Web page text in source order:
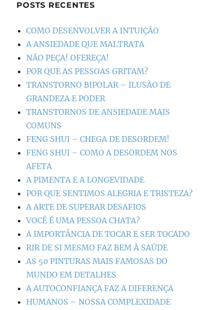
POSTS RECENTES
COMO DESENVOLVER A INTUIÇÃO
A ANSIEDADE QUE MALTRATA
NÃO PEÇA! OFEREÇA!
POR QUE AS PESSOAS GRITAM?
TRANSTORNO BIPOLAR – ILUSÃO DE
GRANDEZA E PODER
TRANSTORNOS DE ANSIEDADE MAIS
COMUNS
FENG SHUI – CHEGA DE DESORDEM!
FENG SHUI – COMO A DESORDEM NOS
AFETA
A PIMENTA E A LONGEVIDADE
POR QUE SENTIMOS ALEGRIA E TRISTEZA?
A ARTE DE SUPERAR DESAFIOS
VOCÊ É UMA PESSOA CHATA?
A IMPORTÂNCIA DE TOCAR E SER TOCADO
RIR DE SI MESMO FAZ BEM À SAÚDE
AS 50 PINTURAS MAIS FAMOSAS DO
MUNDO EM DETALHES
A AUTOCONFIANÇA FAZ A DIFERENÇA
HUMANOS – NOSSA COMPLEXIDADE